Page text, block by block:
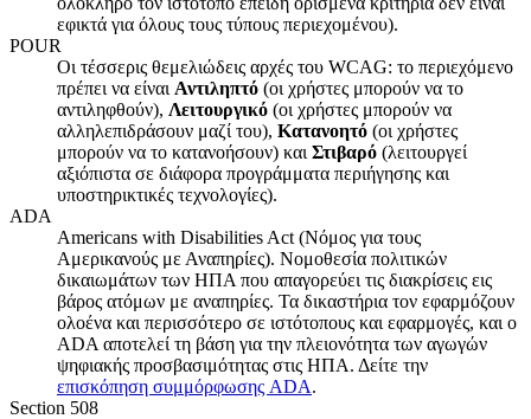
εφικτά για όλους τους τύπους περιεχομένου).
POUR
Οι τέσσερις θεμελιώδεις αρχές του WCAG: το περιεχόμενο
πρέπει να είναιΑντιληπτό (οι χρήστες μπορούν να το
αντιληφθούν), Λειτουργικό (οι χρήστες μπορούν να
αλληλεπιδράσουν μαζί του), Κατανοητό (οι χρήστες
μπορούν να το κατανοήσουν) καιΣτιβαρό (λειτουργεί
αξιόπιστα σε διάφορα προγράμματα περιήγησης και
υποστηρικτικές τεχνολογίες).
ADA
Americans with Disabilities Act (Νόμος για τους
Αμερικανούς με Αναπηρίες). Νομοθεσία πολιτικών
δικαιωμάτων των ΗΠΑ που απαγορεύει τις διακρίσεις εις
βάρος ατόμων με αναπηρίες. Τα δικαστήρια τον εφαρμόζουν
ολοένα και περισσότερο σε ιστότοπους και εφαρμογές, και ο
ADA αποτελεί τη βάση για την πλειονότητα των αγωγών
ψηφιακής προσβασιμότητας στις ΗΠΑ. Δείτε την
επισκόπηση συμμόρφωσης ADA.
Section 508